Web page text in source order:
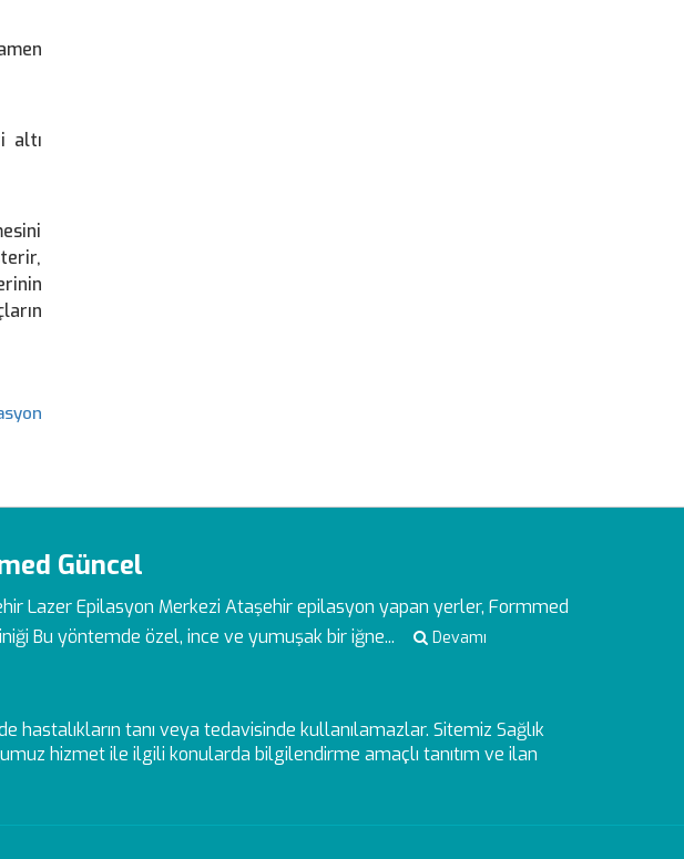
altı
Güncel
Lazer Epilasyon Merkezi Ataşehir epilasyon yapan yerler, Formmed
Bu yöntemde özel, ince ve yumuşak bir iğne...
Devamı
tanı veya tedavisinde kullanılamazlar. Sitemiz Sağlık
hizmet ile ilgili konularda bilgilendirme amaçlı tanıtım ve ilan